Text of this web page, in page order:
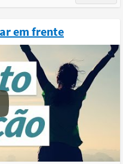
em frente